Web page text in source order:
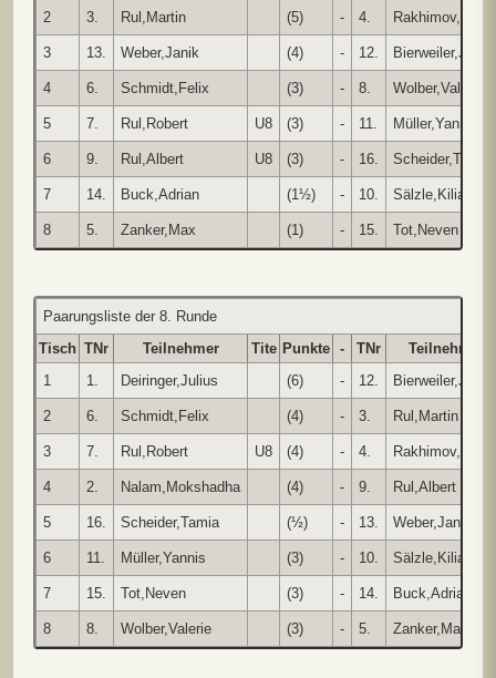
2 3. Rul,Martin (5) - 4.
3 13. Weber,Janik (4) - 12. Bierweiler,Justu
4 6. Schmidt,Felix (3) - 8. Wolber,Valerie
5 7. Rul,Robert U8 (3) - 11. Müller,Yannis
6 9. Rul,Albert U8 (3) - 16. Scheider,Tamia
7 14. Buck,Adrian (1½) - 10. Sälzle,Kilian
8 5. Zanker,Max (1) - 15. Tot,Neven
Paarungsliste der 8. Runde
Tisch TNr Teilnehmer Tite Punkte - TNr
Teilnehmer
1
1. Deiringer,Julius (6) - 12. Bierweiler,Justu
2 6. Schmidt,Felix (4) - 3. Rul,Martin
3 7. Rul,Robert U8 (4) - 4.
4 2. Nalam,Mokshadha (4) - 9. Rul,Albert
5 16. Scheider,Tamia (½) - 13. Weber,Janik
6 11. Müller,Yannis (3) - 10. Sälzle,Kilian
7 15. Tot,Neven (3) - 14. Buck,Adrian
8 8. Wolber,Valerie (3) - 5. Zanker,Max